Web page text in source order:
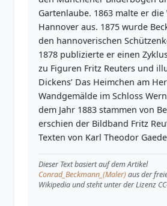
Gartenlaube. 1863 malte er die
Hannover aus. 1875 wurde
den hannoverischen
1878 publizierte er einen
zu Figuren Fritz Reuters und
Dickens’ Das Heimchen am
Wandgemälde im Schloss
dem Jahr 1883 stammen von
erschien der Bildband Fritz
Texten von Karl Theodor
Dieser Text basiert auf dem Artikel
Conrad_Beckmann_(Maler) aus der
Wikipedia und steht unter der Lizenz